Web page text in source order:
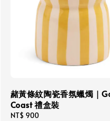
赭黃條紋陶瓷香氛蠟燭｜
Coast 禮盒裝
Regular
NT$ 900